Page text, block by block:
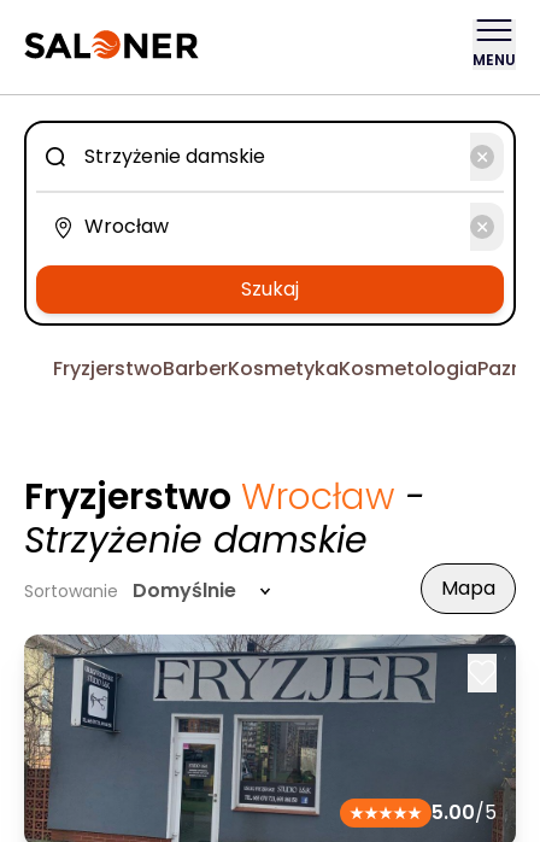
MENU
Szukaj
FryzjerstwoBarberKosmetykaKosmetologia
Fryzjerstwo Wrocław -
Strzyżenie damskie
Sortowanie Domyślnie Mapa
5.00/5